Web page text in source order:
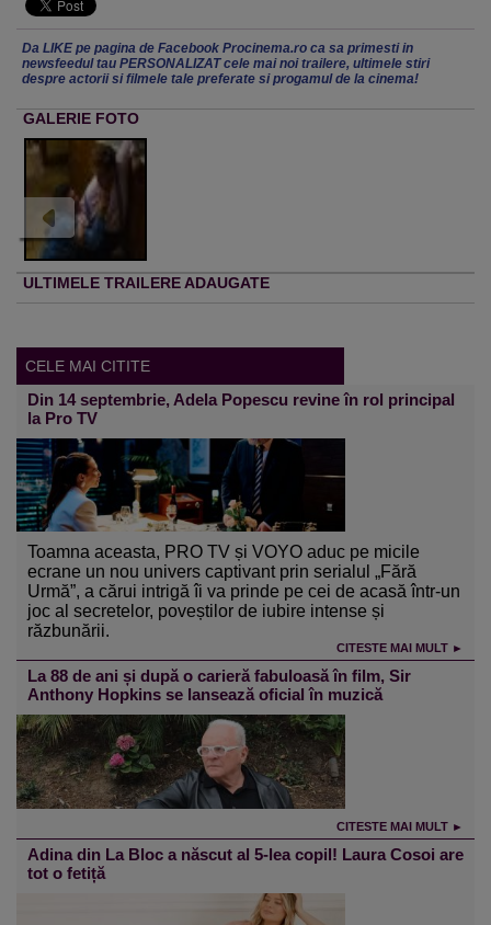
Da LIKE pe pagina de Facebook Procinema.ro ca sa primesti in
newsfeedul tau PERSONALIZAT cele mai noi trailere, ultimele stiri
despre actorii si filmele tale preferate si progamul de la cinema!
GALERIE FOTO
ULTIMELE TRAILERE ADAUGATE
CELE MAI CITITE
Din 14 septembrie, Adela Popescu revine în rol principal
la Pro TV
Toamna aceasta, PRO TV și VOYO aduc pe micile
ecrane un nou univers captivant prin serialul „Fără
Urmă”, a cărui intrigă îi va prinde pe cei de acasă într-un
joc al secretelor, poveștilor de iubire intense și
răzbunării.
CITESTE MAI MULT ►
La 88 de ani și după o carieră fabuloasă în film, Sir
Anthony Hopkins se lansează oficial în muzică
CITESTE MAI MULT ►
Adina din La Bloc a născut al 5-lea copil! Laura Cosoi are
tot o fetiță